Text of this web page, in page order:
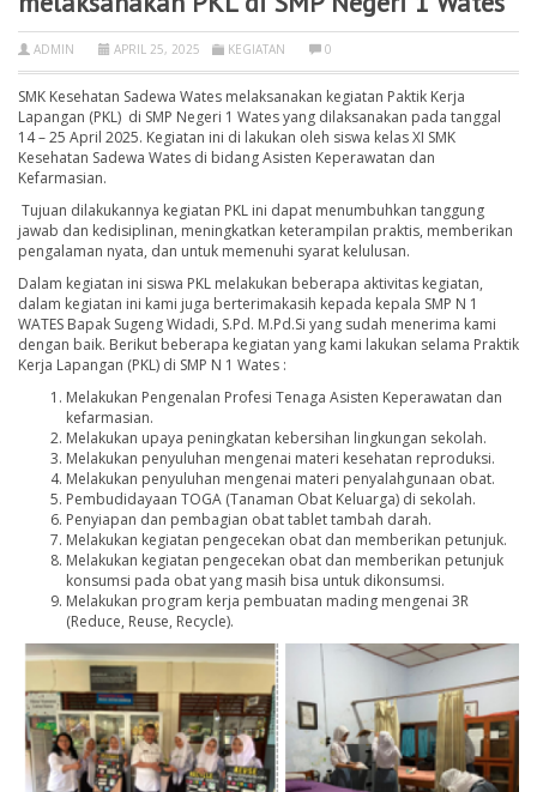
ADMIN APRIL 25, 2025 KEGIATAN 0
SMK Kesehatan Sadewa Wates melaksanakan kegiatan Paktik Kerja
Lapangan (PKL) di SMP Negeri 1 Wates yang dilaksanakan pada tanggal
14 – 25 April 2025. Kegiatan ini di lakukan oleh siswa kelas XI SMK
Kesehatan Sadewa Wates di bidang Asisten Keperawatan dan
Kefarmasian.
Tujuan dilakukannya kegiatan PKL ini dapat menumbuhkan tanggung
jawab dan kedisiplinan, meningkatkan keterampilan praktis, memberikan
pengalaman nyata, dan untuk memenuhi syarat kelulusan.
Dalam kegiatan ini siswa PKL melakukan beberapa aktivitas kegiatan,
dalam kegiatan ini kami juga berterimakasih kepada kepala SMP N 1
WATES Bapak Sugeng Widadi, S.Pd. M.Pd.Si yang sudah menerima kami
dengan baik. Berikut beberapa kegiatan yang kami lakukan selama Praktik
Kerja Lapangan (PKL) di SMP N 1 Wates :
Melakukan Pengenalan Profesi Tenaga Asisten Keperawatan dan
kefarmasian.
Melakukan upaya peningkatan kebersihan lingkungan sekolah.
Melakukan penyuluhan mengenai materi kesehatan reproduksi.
Melakukan penyuluhan mengenai materi penyalahgunaan obat.
Pembudidayaan TOGA (Tanaman Obat Keluarga) di sekolah.
Penyiapan dan pembagian obat tablet tambah darah.
Melakukan kegiatan pengecekan obat dan memberikan petunjuk.
Melakukan kegiatan pengecekan obat dan memberikan petunjuk
konsumsi pada obat yang masih bisa untuk dikonsumsi.
Melakukan program kerja pembuatan mading mengenai 3R
(Reduce, Reuse, Recycle).